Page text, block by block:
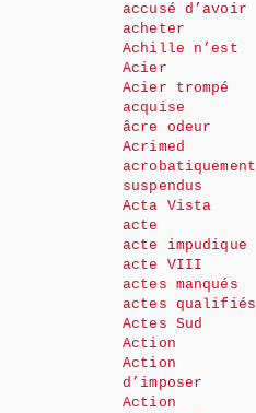
accusé d’avoir
acheter
Achille n’est
Acier
Acier trompé
acquise
âcre odeur
Acrimed
acrobatiquement
suspendus
Acta Vista
acte
acte impudique
acte VIII
actes manqués
actes qualifiés
Actes Sud
Action
Action
d’imposer
Action